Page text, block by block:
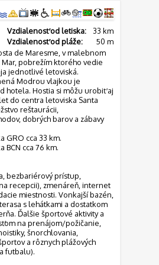
Vzdialenosť od letiska:
33 km
Vzdialenosť od pláže:
50 m
de Maresme, v malebnom
pobrežím ktorého vedie
jednotlivé letoviská.
Modrou vlajkou je
hotela. Hostia si môžu urobiť aj
do centra letoviska Santa
reštaurácii,
dobrých barov a zábavy
GRO cca 33 km.
BCN cca 76 km.
bezbariérový prístup,
recepcii), zmenáreň, internet
miestnosti. Vonkajší bazén,
s lehátkami a dostatkom
Ďalšie športové aktivity a
na prenájom/požičanie,
šnorchlovania,
a rôznych plážových
futbalu).